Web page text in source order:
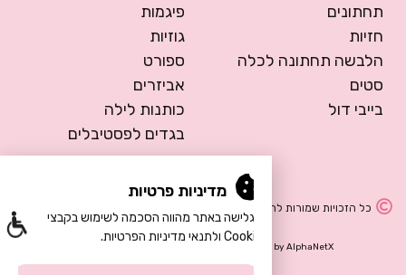
תחתונים
חזיות
הלבשה תחתונה לכלה
סטים
בייבי דול
פיגמות
גוזיות
ספורט
אביזרים
כותנות לילה
בגדים לפסטיבלים
כל הזכויות שמורות להרמוסה – הלבשה תחתונה
Development byAlphaNetX
מדיניות פרטיות
הגלישה באתר מהווה הסכמה לשימוש בקבצי
Cookie ולתנאי מדיניות הפרטיות.